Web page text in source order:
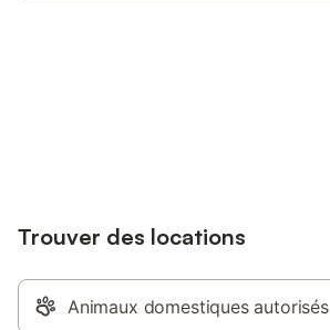
Trouver des locations
Animaux domestiques autorisés